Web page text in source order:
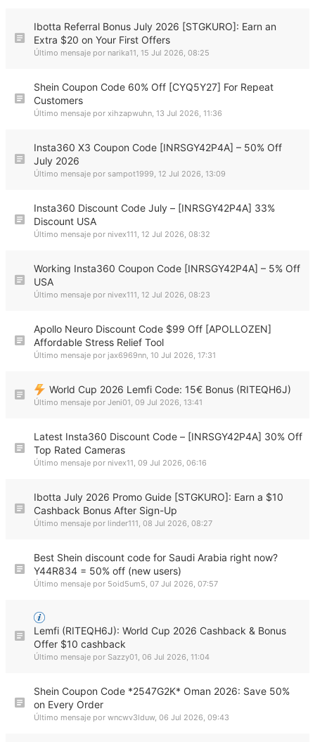
Ibotta Referral Bonus July 2026 [STGKURO]: Earn an
Extra $20 on Your First Offers
Último mensaje por narika11, 15 Jul 2026, 08:25
Shein Coupon Code 60% Off [CYQ5Y27] For Repeat
Customers
Último mensaje por xihzapwuhn, 13 Jul 2026, 11:36
Insta360 X3 Coupon Code [INRSGY42P4A] – 50% Off
July 2026
Último mensaje por sampot1999, 12 Jul 2026, 13:09
Insta360 Discount Code July – [INRSGY42P4A] 33%
Discount USA
Último mensaje por nivex111, 12 Jul 2026, 08:32
Working Insta360 Coupon Code [INRSGY42P4A] – 5% Off
USA
Último mensaje por nivex111, 12 Jul 2026, 08:23
Apollo Neuro Discount Code $99 Off [APOLLOZEN]
Affordable Stress Relief Tool
Último mensaje por jax6969nn, 10 Jul 2026, 17:31
World Cup 2026 Lemfi Code: 15€ Bonus (RITEQH6J)
Último mensaje por Jeni01, 09 Jul 2026, 13:41
Latest Insta360 Discount Code – [INRSGY42P4A] 30% Off
Top Rated Cameras
Último mensaje por nivex11, 09 Jul 2026, 06:16
Ibotta July 2026 Promo Guide [STGKURO]: Earn a $10
Cashback Bonus After Sign-Up
Último mensaje por linder111, 08 Jul 2026, 08:27
Best Shein discount code for Saudi Arabia right now?
Y44R834 = 50% off (new users)
Último mensaje por 5oid5um5, 07 Jul 2026, 07:57
Lemfi (RITEQH6J): World Cup 2026 Cashback & Bonus
Offer $10 cashback
Último mensaje por Sazzy01, 06 Jul 2026, 11:04
Shein Coupon Code *2547G2K* Oman 2026: Save 50%
on Every Order
Último mensaje por wncwv3lduw, 06 Jul 2026, 09:43